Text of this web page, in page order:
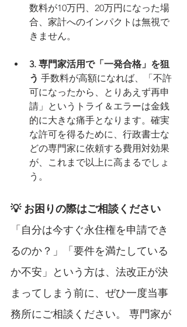
数料が10万円、20万円になった場
合、家計へのインパクトは無視で
きません。
3. 専門家活用で「一発合格」を狙
う 手数料が高額になれば、「不許
可になったから、とりあえず再申
請」というトライ＆エラーは金銭
的に大きな痛手となります。確実
な許可を得るために、行政書士な
どの専門家に依頼する費用対効果
が、これまで以上に高まるでしょ
う。
💡 お困りの際はご相談ください
「自分は今すぐ永住権を申請でき
るのか？」「要件を満たしている
か不安」という方は、法改正が決
まってしまう前に、ぜひ一度当事
務所にご相談ください。 専門家が